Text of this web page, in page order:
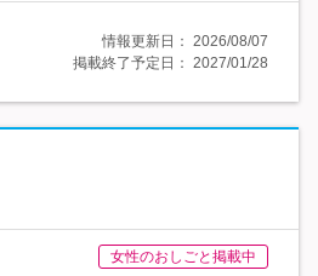
情報更新日： 2026/08/07
掲載終了予定日： 2027/01/28
女性のおしごと掲載中